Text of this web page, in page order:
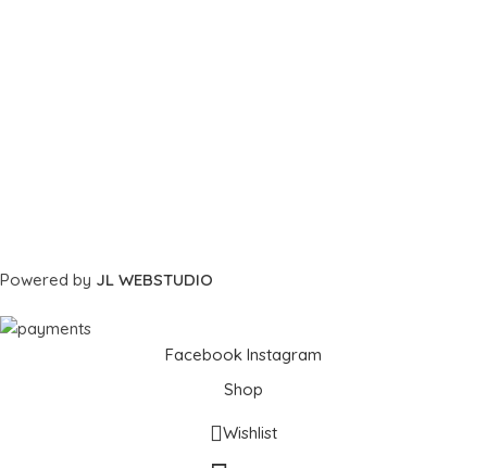
Powered by JL WEBSTUDIO
Facebook Instagram
Shop
Wishlist